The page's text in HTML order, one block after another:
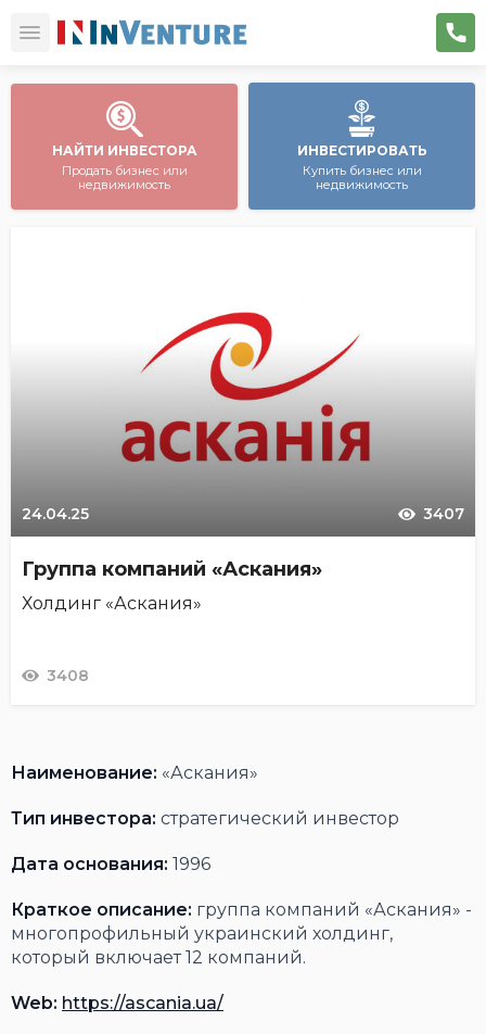
НАЙТИ ИНВЕСТОРА
Продать бизнес или
недвижимость
ИНВЕСТИРОВАТЬ
Купить бизнес или
недвижимость
24.04.25 3407
Группа компаний «Аскания»
Холдинг «Аскания»
3408
Наименование: «Аскания»
Тип инвестора: стратегический инвестор
Дата основания: 1996
Краткое описание: группа компаний «Аскания» -
многопрофильный украинский холдинг,
который включает 12 компаний.
Web: https://ascania.ua/